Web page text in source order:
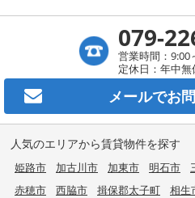
079-
営業時間：9:00
定休日：年中
メールでお
人気のエリアから賃貸物件を探す
姫路市 加古川市 加東市 明石市
赤穂市
西脇市 揖保郡太子町 相生